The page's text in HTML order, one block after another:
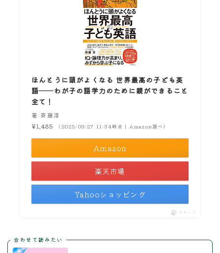
ほんとうに頭がよくなる 世界最高の子ども英
語――わが子の語学力のために親ができること
全て！
著:斉藤淳
¥1,485
（2025/09/27 11:34時点 | Amazon調べ）
Amazon
楽天市場
Yahooショッピング
ポチップ
合わせて読みたい